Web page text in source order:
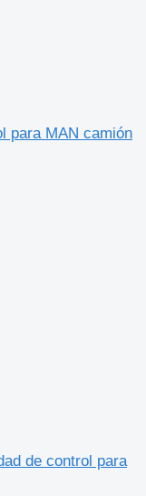
para MAN camión
de control para